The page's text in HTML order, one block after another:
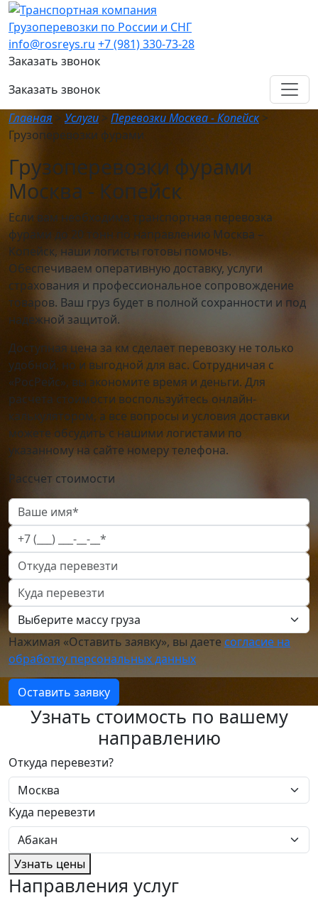
Грузоперевозки по России и СНГ
info@rosreys.ru +7 (981) 330-73-28
Заказать звонок
Заказать звонок
Главная > Услуги > Перевозки Москва - Копейск>
Грузоперевозки фурами
Грузоперевозки фурами
Москва - Копейск
Если вам необходима транспортная перевозка
фурами до 20 тонн по направлению Москва –
Копейск, наши логисты готовы помочь.
Обеспечиваем оперативную доставку, услуги
страхования и профессиональное сопровождение
товаров. Ваш груз будет в полной сохранности и под
надежной защитой.
Доступная цена за км сделает перевозку не только
удобной, но и выгодной для вас. Сотрудничая с
«РосРейс», вы экономите время и деньги. Для
расчета стоимости воспользуйтесь онлайн-
калькулятором, а все вопросы и условия доставки
можете обсудить с нашими логистами по
указанному на сайте номеру телефона.
Рассчет стоимости
Нажимая «Оставить заявку», вы даете согласие на
обработку персональных данных
Оставить заявку
Узнать стоимость по вашему
направлению
Откуда перевезти?
Куда перевезти
Узнать цены
Направления услуг